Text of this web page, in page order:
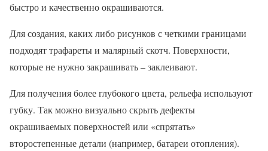
быстро и качественно окрашиваются.
Для создания, каких либо рисунков с четкими границами
подходят трафареты и малярный скотч. Поверхности,
которые не нужно закрашивать – заклеивают.
Для получения более глубокого цвета, рельефа используют
губку. Так можно визуально скрыть дефекты
окрашиваемых поверхностей или «спрятать»
второстепенные детали (например, батареи отопления).